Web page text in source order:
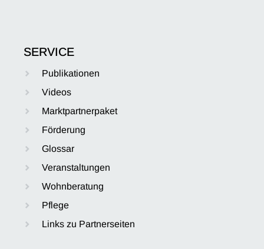
SERVICE
Publikationen
Videos
Marktpartnerpaket
Förderung
Glossar
Veranstaltungen
Wohnberatung
Pflege
Links zu Partnerseiten